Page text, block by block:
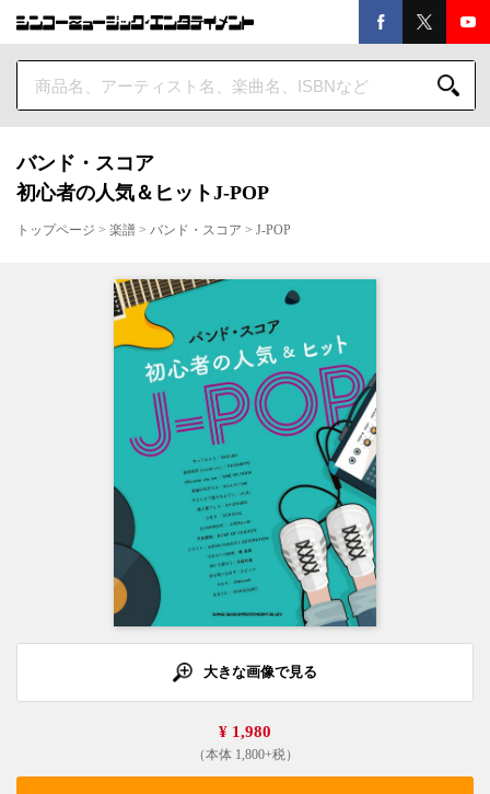
バンド・スコア
初心者の人気＆ヒットJ-POP
トップページ > 楽譜 > バンド・スコア > J-POP
大きな画像で見る
¥ 1,980
（本体 1,800+税）